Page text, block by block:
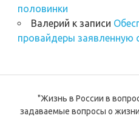
половинки
Валерий к записи
провайдеры заявленную
"Жизнь в России в
задаваемые вопросы о